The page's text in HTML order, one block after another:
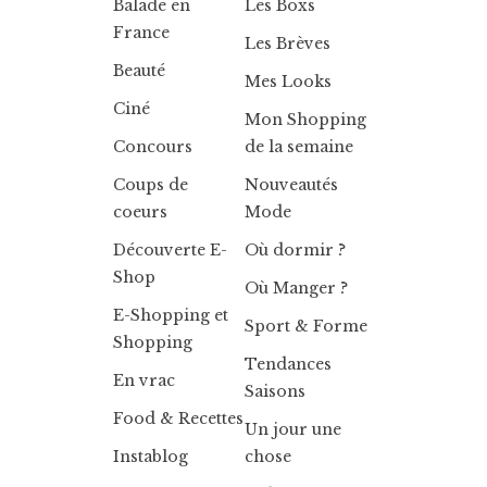
Balade en
France
Beauté
Ciné
Concours
Coups de
coeurs
Découverte E-
Shop
E-Shopping et
Shopping
En vrac
Food & Recettes
Instablog
Les Boxs
Les Brèves
Mes Looks
Mon Shopping
de la semaine
Nouveautés
Mode
Où dormir ?
Où Manger ?
Sport & Forme
Tendances
Saisons
Un jour une
chose